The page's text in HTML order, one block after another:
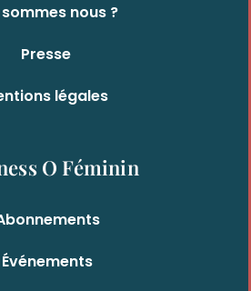
sommes nous ?
Presse
légales
O Féminin
Événements